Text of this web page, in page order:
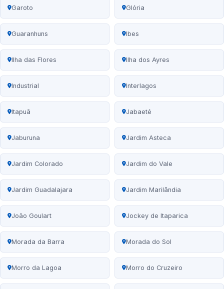
Garoto Glória
Guaranhuns Ibes
Ilha das Flores Ilha dos Ayres
Industrial Interlagos
Itapuã Jabaeté
Jaburuna Jardim Asteca
Jardim Colorado Jardim do Vale
Jardim Guadalajara Jardim Marilândia
João Goulart Jockey de Itaparica
Morada da Barra Morada do Sol
Morro da Lagoa Morro do Cruzeiro